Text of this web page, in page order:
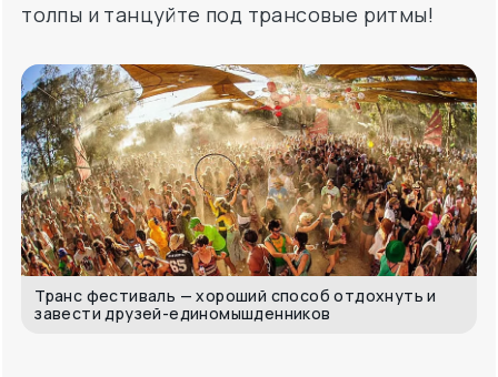
толпы и танцуйте под трансовые ритмы!
Транс фестиваль — хороший способ отдохнуть и
завести друзей-единомышденников